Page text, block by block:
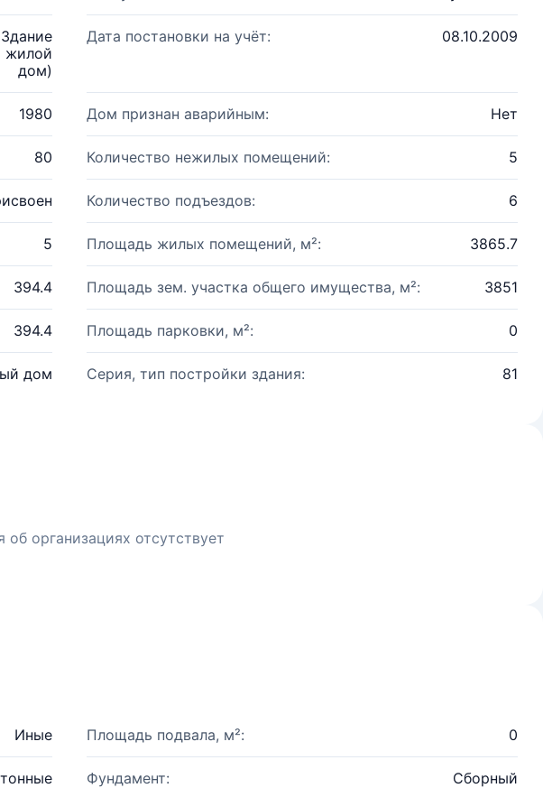
жилой
дом)
Дата постановки на учёт: 08.10.2009
1980 Дом признан аварийным: Нет
80 Количество нежилых помещений: 5
Количество подъездов: 6
5 Площадь жилых помещений, м²: 3865.7
394.4 Площадь зем. участка общего имущества, м²: 3851
394.4 Площадь парковки, м²: 0
дом Серия, тип постройки здания: 81
организациях отсутствует
Иные Площадь подвала, м²: 0
Фундамент: Сборный